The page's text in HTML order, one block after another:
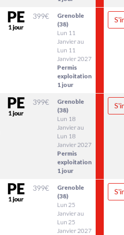
399€
Grenoble
(38)
Lun 11
Janvier au
Lun 11
Janvier 2027
Permis
exploitation
1 jour
399€
Grenoble
(38)
Lun 18
Janvier au
Lun 18
Janvier 2027
Permis
exploitation
1 jour
399€
Grenoble
(38)
Lun 25
Janvier au
Lun 25
Janvier 2027